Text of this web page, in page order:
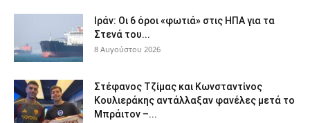
Ιράν: Οι 6 όροι «φωτιά» στις ΗΠΑ για τα
Στενά του...
8 Αυγούστου 2026
Στέφανος Τζίμας και Κωνσταντίνος
Κουλιεράκης αντάλλαξαν φανέλες μετά το
Μπράιτον –...